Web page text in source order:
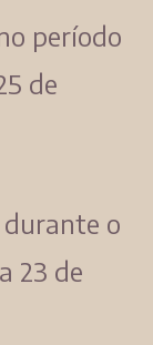
período
de
durante o
23 de